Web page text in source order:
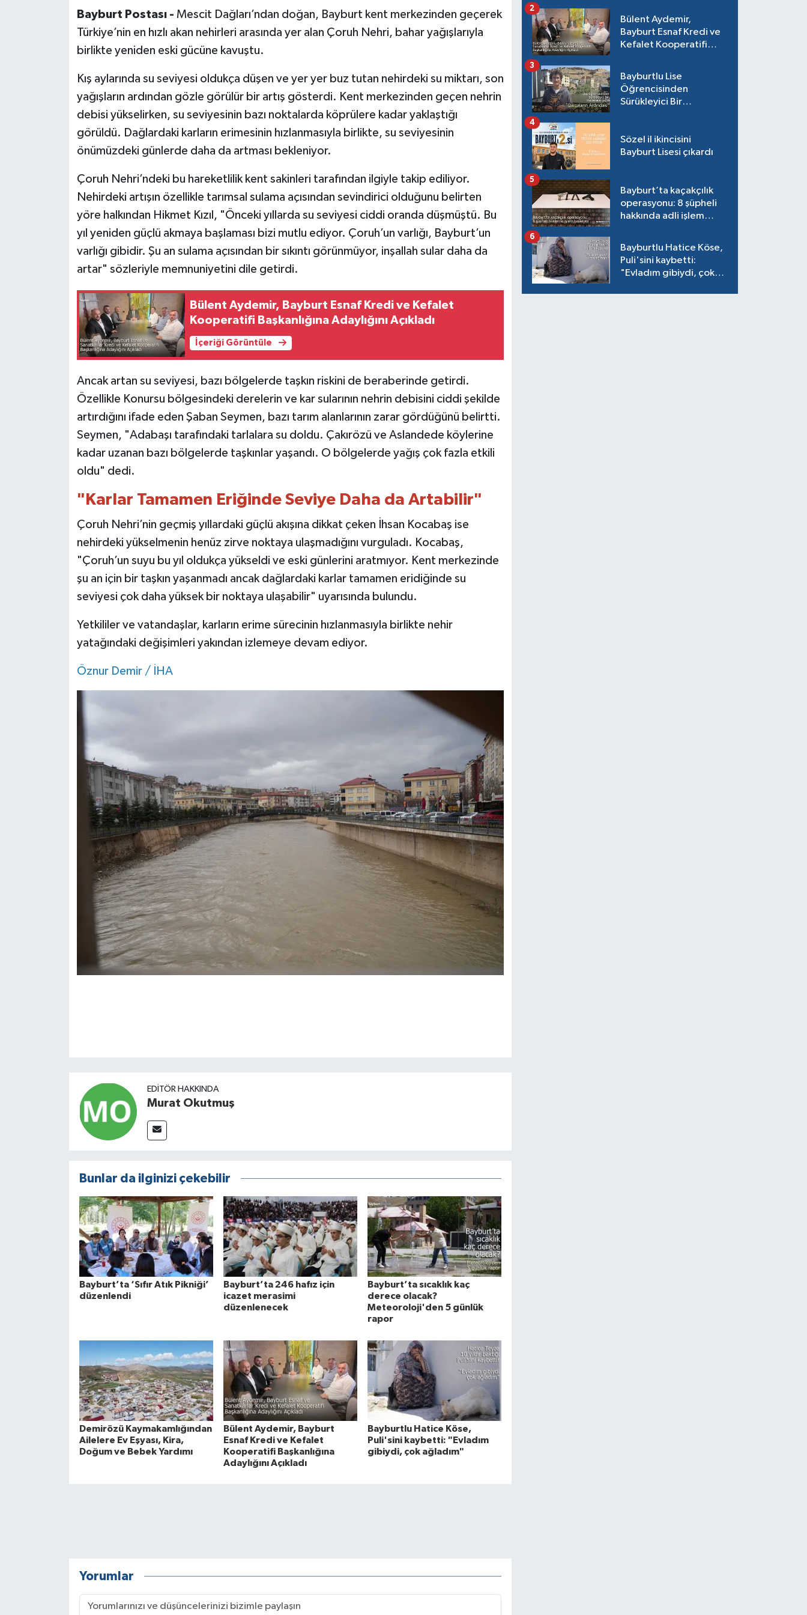
Bayburt Postası - Mescit Dağları’ndan doğan, Bayburt kent merkezinden geçerek
Türkiye’nin en hızlı akan nehirleri arasında yer alan Çoruh Nehri, bahar yağışlarıyla
birlikte yeniden eski gücüne kavuştu.
Kış aylarında su seviyesi oldukça düşen ve yer yer buz tutan nehirdeki su miktarı, son
yağışların ardından gözle görülür bir artış gösterdi. Kent merkezinden geçen nehrin
debisi yükselirken, su seviyesinin bazı noktalarda köprülere kadar yaklaştığı
görüldü. Dağlardaki karların erimesinin hızlanmasıyla birlikte, su seviyesinin
önümüzdeki günlerde daha da artması bekleniyor.
Çoruh Nehri’ndeki bu hareketlilik kent sakinleri tarafından ilgiyle takip ediliyor.
Nehirdeki artışın özellikle tarımsal sulama açısından sevindirici olduğunu belirten
yöre halkından Hikmet Kızıl, "Önceki yıllarda su seviyesi ciddi oranda düşmüştü. Bu
yıl yeniden güçlü akmaya başlaması bizi mutlu ediyor. Çoruh’un varlığı, Bayburt’un
varlığı gibidir. Şu an sulama açısından bir sıkıntı görünmüyor, inşallah sular daha da
artar" sözleriyle memnuniyetini dile getirdi.
Bülent Aydemir, Bayburt Esnaf Kredi ve Kefalet
Kooperatifi Başkanlığına Adaylığını Açıkladı
İçeriği Görüntüle
Ancak artan su seviyesi, bazı bölgelerde taşkın riskini de beraberinde getirdi.
Özellikle Konursu bölgesindeki derelerin ve kar sularının nehrin debisini ciddi şekilde
artırdığını ifade eden Şaban Seymen, bazı tarım alanlarının zarar gördüğünü belirtti.
Seymen, "Adabaşı tarafındaki tarlalara su doldu. Çakırözü ve Aslandede köylerine
kadar uzanan bazı bölgelerde taşkınlar yaşandı. O bölgelerde yağış çok fazla etkili
oldu" dedi.
"Karlar Tamamen Eriğinde Seviye Daha da Artabilir"
Çoruh Nehri’nin geçmiş yıllardaki güçlü akışına dikkat çeken İhsan Kocabaş ise
nehirdeki yükselmenin henüz zirve noktaya ulaşmadığını vurguladı. Kocabaş,
"Çoruh’un suyu bu yıl oldukça yükseldi ve eski günlerini aratmıyor. Kent merkezinde
şu an için bir taşkın yaşanmadı ancak dağlardaki karlar tamamen eridiğinde su
seviyesi çok daha yüksek bir noktaya ulaşabilir" uyarısında bulundu.
Yetkililer ve vatandaşlar, karların erime sürecinin hızlanmasıyla birlikte nehir
yatağındaki değişimleri yakından izlemeye devam ediyor.
Öznur Demir / İHA
EDITÖR HAKKINDA
Murat Okutmuş
Bunlar da ilginizi çekebilir
Bayburt’ta ‘Sıfır Atık Pikniği’
düzenlendi
Bayburt’ta 246 hafız için
icazet merasimi
düzenlenecek
Bayburt’ta sıcaklık kaç
derece olacak?
Meteoroloji'den 5 günlük
rapor
Demirözü Kaymakamlığından
Ailelere Ev Eşyası, Kira,
Doğum ve Bebek Yardımı
Bülent Aydemir, Bayburt
Esnaf Kredi ve Kefalet
Kooperatifi Başkanlığına
Adaylığını Açıkladı
Bayburtlu Hatice Köse,
Puli'sini kaybetti: "Evladım
gibiydi, çok ağladım"
Yorumlar
Bülent Aydemir,
Bayburt Esnaf Kredi ve
Kefalet Kooperatifi
2
Bayburtlu Lise
Öğrencisinden
Sürükleyici Bir
3
Sözel il ikincisini
Bayburt Lisesi çıkardı
4
Bayburt’ta kaçakçılık
operasyonu: 8 şüpheli
hakkında adli işlem
5
Bayburtlu Hatice Köse,
Puli'sini kaybetti:
"Evladım gibiydi, çok
6